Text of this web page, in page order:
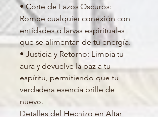
• Corte de Lazos Oscuros:
Rompe cualquier conexión con
entidades o larvas espirituales
que se alimentan de tu energía.
• Justicia y Retorno: Limpia tu
aura y devuelve la paz a tu
espíritu, permitiendo que tu
verdadera esencia brille de
nuevo.
Detalles del Hechizo en Altar